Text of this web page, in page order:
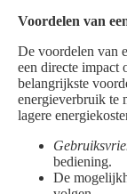
Voordelen van
De voordelen van
een directe impact
belangrijkste
energieverbruik te
lagere
bediening.
De